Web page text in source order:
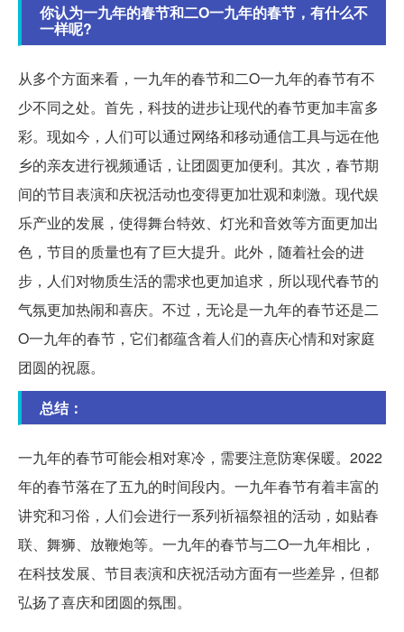
你认为一九年的春节和二O一九年的春节，有什么不
一样呢?
从多个方面来看，一九年的春节和二O一九年的春节有不
少不同之处。首先，科技的进步让现代的春节更加丰富多
彩。现如今，人们可以通过网络和移动通信工具与远在他
乡的亲友进行视频通话，让团圆更加便利。其次，春节期
间的节目表演和庆祝活动也变得更加壮观和刺激。现代娱
乐产业的发展，使得舞台特效、灯光和音效等方面更加出
色，节目的质量也有了巨大提升。此外，随着社会的进
步，人们对物质生活的需求也更加追求，所以现代春节的
气氛更加热闹和喜庆。不过，无论是一九年的春节还是二
O一九年的春节，它们都蕴含着人们的喜庆心情和对家庭
团圆的祝愿。
总结：
一九年的春节可能会相对寒冷，需要注意防寒保暖。2022
年的春节落在了五九的时间段内。一九年春节有着丰富的
讲究和习俗，人们会进行一系列祈福祭祖的活动，如贴春
联、舞狮、放鞭炮等。一九年的春节与二O一九年相比，
在科技发展、节目表演和庆祝活动方面有一些差异，但都
弘扬了喜庆和团圆的氛围。